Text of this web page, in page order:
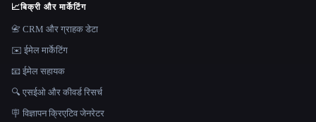
📈बिक्री और मार्केटिंग
📇 CRM और ग्राहक डेटा
✉️ ईमेल मार्केटिंग
📧 ईमेल सहायक
🔍 एसईओ और कीवर्ड रिसर्च
🪧 विज्ञापन क्रिएटिव जेनरेटर